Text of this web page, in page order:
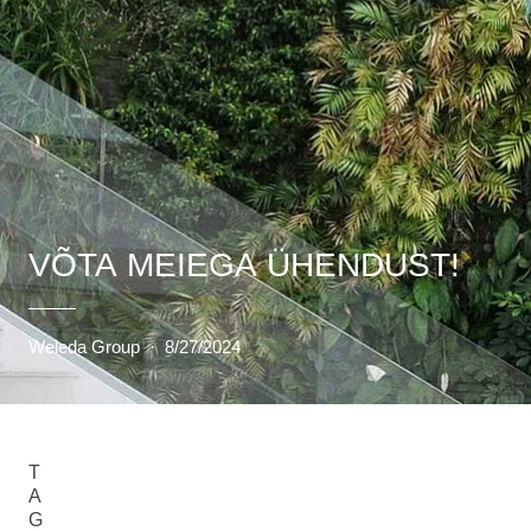
VÕTA MEIEGA ÜHENDUST!
Weleda Group · 8/27/2024
T
A
G